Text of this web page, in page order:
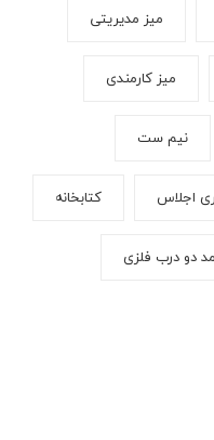
میز مدیریتی
میز کارمندی
نیم ست
اجلاس کتابخانه
دو درب فلزی